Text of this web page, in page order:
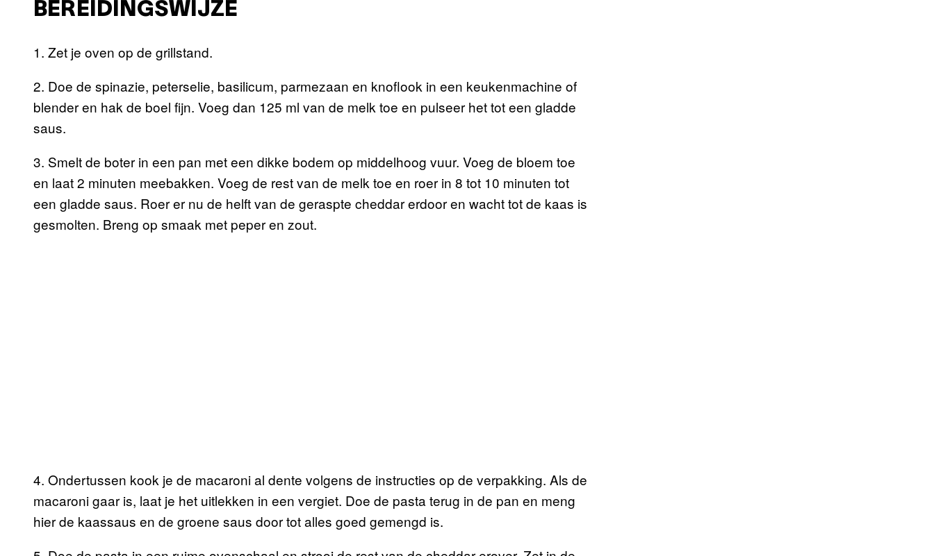
BEREIDINGSWIJZE
1. Zet je oven op de grillstand.
2. Doe de spinazie, peterselie, basilicum, parmezaan en knoflook in een keukenmachine of
blender en hak de boel fijn. Voeg dan 125 ml van de melk toe en pulseer het tot een gladde
saus.
3. Smelt de boter in een pan met een dikke bodem op middelhoog vuur. Voeg de bloem toe
en laat 2 minuten meebakken. Voeg de rest van de melk toe en roer in 8 tot 10 minuten tot
een gladde saus. Roer er nu de helft van de geraspte cheddar erdoor en wacht tot de kaas is
gesmolten. Breng op smaak met peper en zout.
4. Ondertussen kook je de macaroni al dente volgens de instructies op de verpakking. Als de
macaroni gaar is, laat je het uitlekken in een vergiet. Doe de pasta terug in de pan en meng
hier de kaassaus en de groene saus door tot alles goed gemengd is.